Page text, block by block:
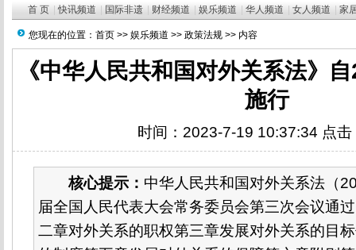
首 页 |快讯频道 国际非遗 财经频道 娱乐频道 华人频道 女人频道 家
您现在的位置： 首页 >> 娱乐频道 >> 政策法规 >> 内容
《中华人民共和国对外关系法》
施行
时间：2023-7-19 10:37:34 点击
核心提示： 中华人民共和国对外关系法（
届全国人民代表大会常务委员会第三次会议通
二章对外关系的职权第三章发展对外关系的目